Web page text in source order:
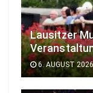
Lausitzer
6. AUGUST 2026